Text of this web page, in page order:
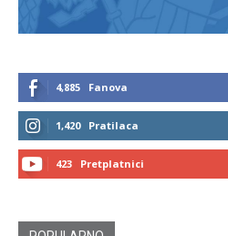
4,885 Fanova
1,420 Pratilaca
423 Pretplatnici